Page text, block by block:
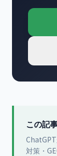
この記
対策・